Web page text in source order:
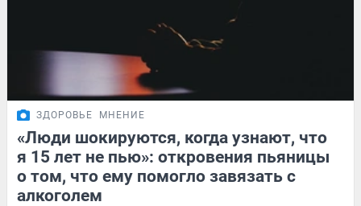
ЗДОРОВЬЕ МНЕНИЕ
«Люди шокируются, когда узнают, что
я 15 лет не пью»: откровения пьяницы
о том, что ему помогло завязать с
алкоголем